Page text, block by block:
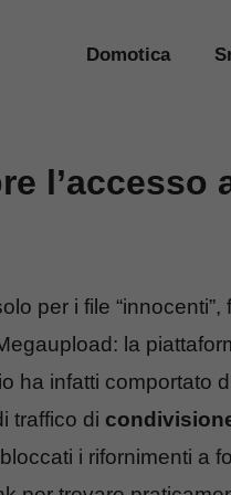
Domotica
per i file
la
ha infatti comportato
traffico di
i rifornimenti a